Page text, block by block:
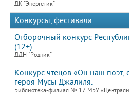
ДК "Энергетик"
Конкурсы, фестивали
Отборочный конкурс
(12+)
ДДН "Родник"
Конкурс чтецов «Он наш
героя Мусы Джалиля.
Библиотека-филиал № 17 МБУ